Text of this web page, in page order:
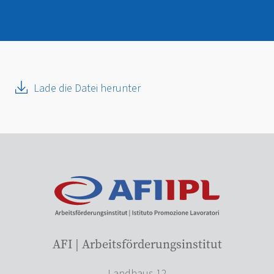
Lade die Datei herunter
AFI | Arbeitsförderungsinstitut